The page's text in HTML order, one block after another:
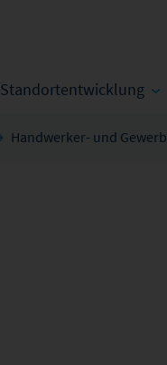
Standortentwicklung
Handwerker- und